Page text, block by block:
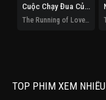
Cuộc Chạy Đua Của Tình Và Tiền
TOP PHIM XEM NHIỀU